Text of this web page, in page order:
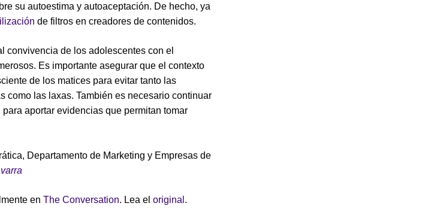
su autoestima y autoaceptación. De hecho, ya
de filtros en creadores de contenidos.
convivencia de los adolescentes con el
Es importante asegurar que el contexto
de los matices para evitar tanto las
como las laxas. También es necesario continuar
aportar evidencias que permitan tomar
Departamento de Marketing y Empresas de
en The Conversation. Lea el original .